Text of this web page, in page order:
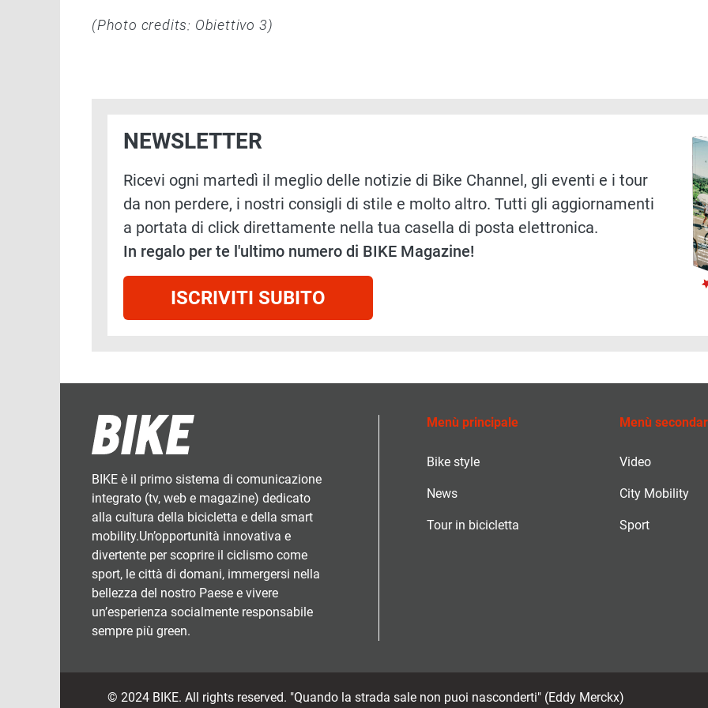
(Photo credits: Obiettivo 3)
NEWSLETTER
Ricevi ogni martedì il meglio delle notizie di Bike Channel, gli eventi e i tour
da non perdere, i nostri consigli di stile e molto altro. Tutti gli aggiornamenti
a portata di click direttamente nella tua casella di posta elettronica.
In regalo per te l'ultimo numero di BIKE Magazine!
ISCRIVITI SUBITO
BIKE è il primo sistema di comunicazione
integrato (tv, web e magazine) dedicato
alla cultura della bicicletta e della smart
mobility.Un’opportunità innovativa e
divertente per scoprire il ciclismo come
sport, le città di domani, immergersi nella
bellezza del nostro Paese e vivere
un’esperienza socialmente responsabile
sempre più green.
Menù principale
Bike style
News
Tour in bicicletta
Menù
Video
City Mobility
Sport
© 2024 BIKE. All rights reserved. "Quando la strada sale non puoi nasconderti" (Eddy Merckx)